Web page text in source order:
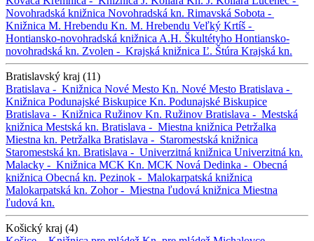
Novohradská knižnica Novohradská kn. Rimavská Sobota -
Knižnica M. Hrebendu Kn. M. Hrebendu Veľký Krtíš -
Hontiansko-novohradská knižnica A.H. Škultétyho Hontiansko-
novohradská kn. Zvolen - Krajská knižnica Ľ. Štúra Krajská kn.
Bratislavský kraj (11)
Bratislava - Knižnica Nové Mesto Kn. Nové Mesto Bratislava -
Knižnica Podunajské Biskupice Kn. Podunajské Biskupice
Bratislava - Knižnica Ružinov Kn. Ružinov Bratislava - Mestská
knižnica Mestská kn. Bratislava - Miestna knižnica Petržalka
Miestna kn. Petržalka Bratislava - Staromestská knižnica
Staromestská kn. Bratislava - Univerzitná knižnica Univerzitná kn.
Malacky - Knižnica MCK Kn. MCK Nová Dedinka - Obecná
knižnica Obecná kn. Pezinok - Malokarpatská knižnica
Malokarpatská kn. Zohor - Miestna ľudová knižnica Miestna
ľudová kn.
Košický kraj (4)